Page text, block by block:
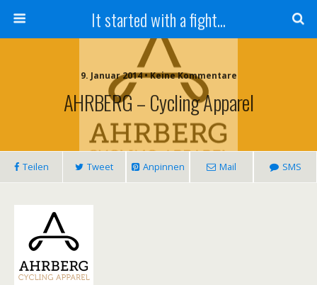
It started with a fight...
9. Januar 2014 • Keine Kommentare
AHRBERG – Cycling Apparel
Teilen Tweet Anpinnen Mail SMS